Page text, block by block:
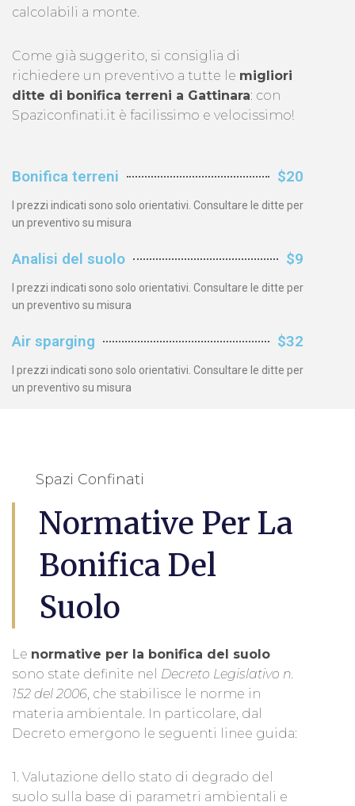
calcolabili a monte.
Come già suggerito, si consiglia di
richiedere un preventivo a tutte le migliori
ditte di bonifica terreni a Gattinara: con
Spaziconfinati.it è facilissimo e velocissimo!
Bonifica terreni $20
I prezzi indicati sono solo orientativi. Consultare le ditte per
un preventivo su misura
Analisi del suolo $9
I prezzi indicati sono solo orientativi. Consultare le ditte per
un preventivo su misura
Air sparging $32
I prezzi indicati sono solo orientativi. Consultare le ditte per
un preventivo su misura
Spazi Confinati
Normative Per La
Bonifica Del
Suolo
Le normative per la bonifica del suolo
sono state definite nel Decreto Legislativo n.
152 del 2006, che stabilisce le norme in
materia ambientale. In particolare, dal
Decreto emergono le seguenti linee guida:
1. Valutazione dello stato di degrado del
suolo sulla base di parametri ambientali e